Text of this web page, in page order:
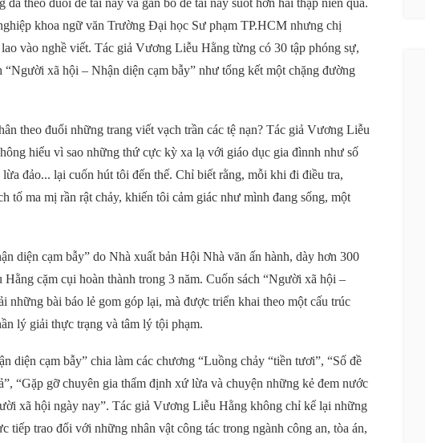
theo đuổi đề tài này và gắn bó đề tài này suốt hơn hai thập niên qua.
khoa ngữ văn Trường Đại học Sư phạm TP.HCM nhưng chị
vào nghề viết. Tác giả Vương Liễu Hằng từng có 30 tập phóng sự,
“Người xã hội – Nhận diện cạm bẫy” như tổng kết một chặng đường
theo đuổi những trang viết vạch trần các tệ nạn? Tác giả Vương Liễu
hiểu vì sao những thứ cực kỳ xa lạ với giáo dục gia đìnnh như số
đảo... lại cuốn hút tôi đến thế. Chỉ biết rằng, mỗi khi đi điều tra,
tố ma mị rần rật chảy, khiến tôi cảm giác như mình đang sống, một
diện cạm bẫy” do Nhà xuất bản Hội Nhà văn ấn hành, dày hơn 300
cặm cụi hoàn thành trong 3 năm. Cuốn sách “Người xã hội –
những bài báo lẻ gom góp lại, mà được triển khai theo một cấu trúc
lý giải thực trạng và tâm lý tội phạm.
diện cạm bẫy” chia làm các chương “Luồng chảy “tiền tươi”, “Số đề
“Gặp gỡ chuyên gia thẩm định xứ lừa và chuyện những kẻ đem nước
xã hội ngày nay”. Tác giả Vương Liễu Hằng không chỉ kể lại những
tiếp trao đổi với những nhân vật công tác trong ngành công an, tòa án,